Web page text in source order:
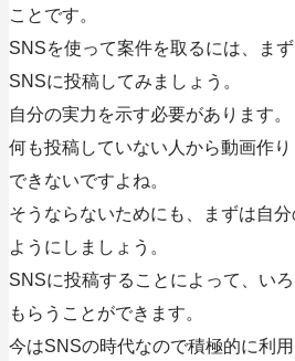
ことです。
SNSを使って案件を取るには、ま
SNSに投稿してみましょう。
自分の実力を示す必要があります。
何も投稿していない人から動画作
できないですよね。
そうならないためにも、まずは自
ようにしましょう。
SNSに投稿することによって、い
もらうことができます。
今はSNSの時代なので積極的に利用